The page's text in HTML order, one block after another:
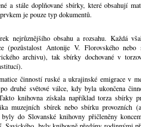
a stále doplňované sbírky, které obsahují
je pouze typ dokumentů.
nejrůznějšího obsahu a rozsahu. Každá
(pozůstalost Antonije V. Florovského nebo
archivu), tak sbírky dochované v
činností ruské a ukrajinské emigrace v
druhé světové válce, kdy byla ukončena
knihovna získala například torza sbírky
muzejních sbírek nebo sbírku provozních
do Slovanské knihovny přičleněny